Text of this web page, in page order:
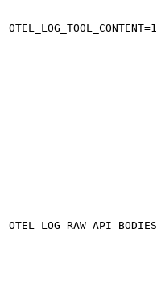
OTEL_LOG_TOOL_CONTENT=1
OTEL_LOG_RAW_API_BODIES